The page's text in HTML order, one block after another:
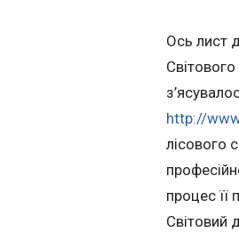
Ось лист
http://
лісового
процес її
Світовий